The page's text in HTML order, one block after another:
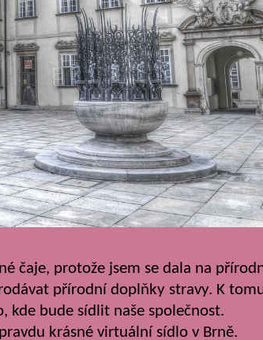
čaje, protože jsem se dala na
přírodní doplňky stravy. K
kde bude sídlit naše společnost.
krásné virtuální sídlo v Brně.